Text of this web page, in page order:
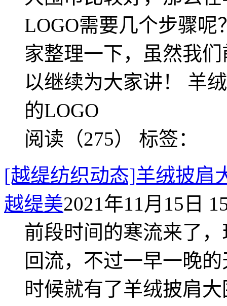
LOGO需要几个步骤
家整理一下，虽然我
以继续为大家讲！ 羊
的LOGO
阅读（275） 标签：
[越缇纺织动态]羊绒披
越缇美2021年11月15日
前段时间的寒流来了
回流，不过一早一晚
时候就有了羊绒披肩